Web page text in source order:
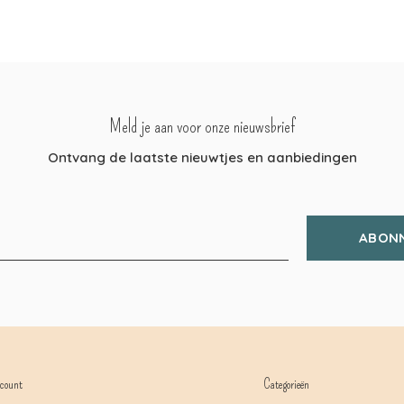
Meld je aan voor onze nieuwsbrief
Ontvang de laatste nieuwtjes en aanbiedingen
Categorieën